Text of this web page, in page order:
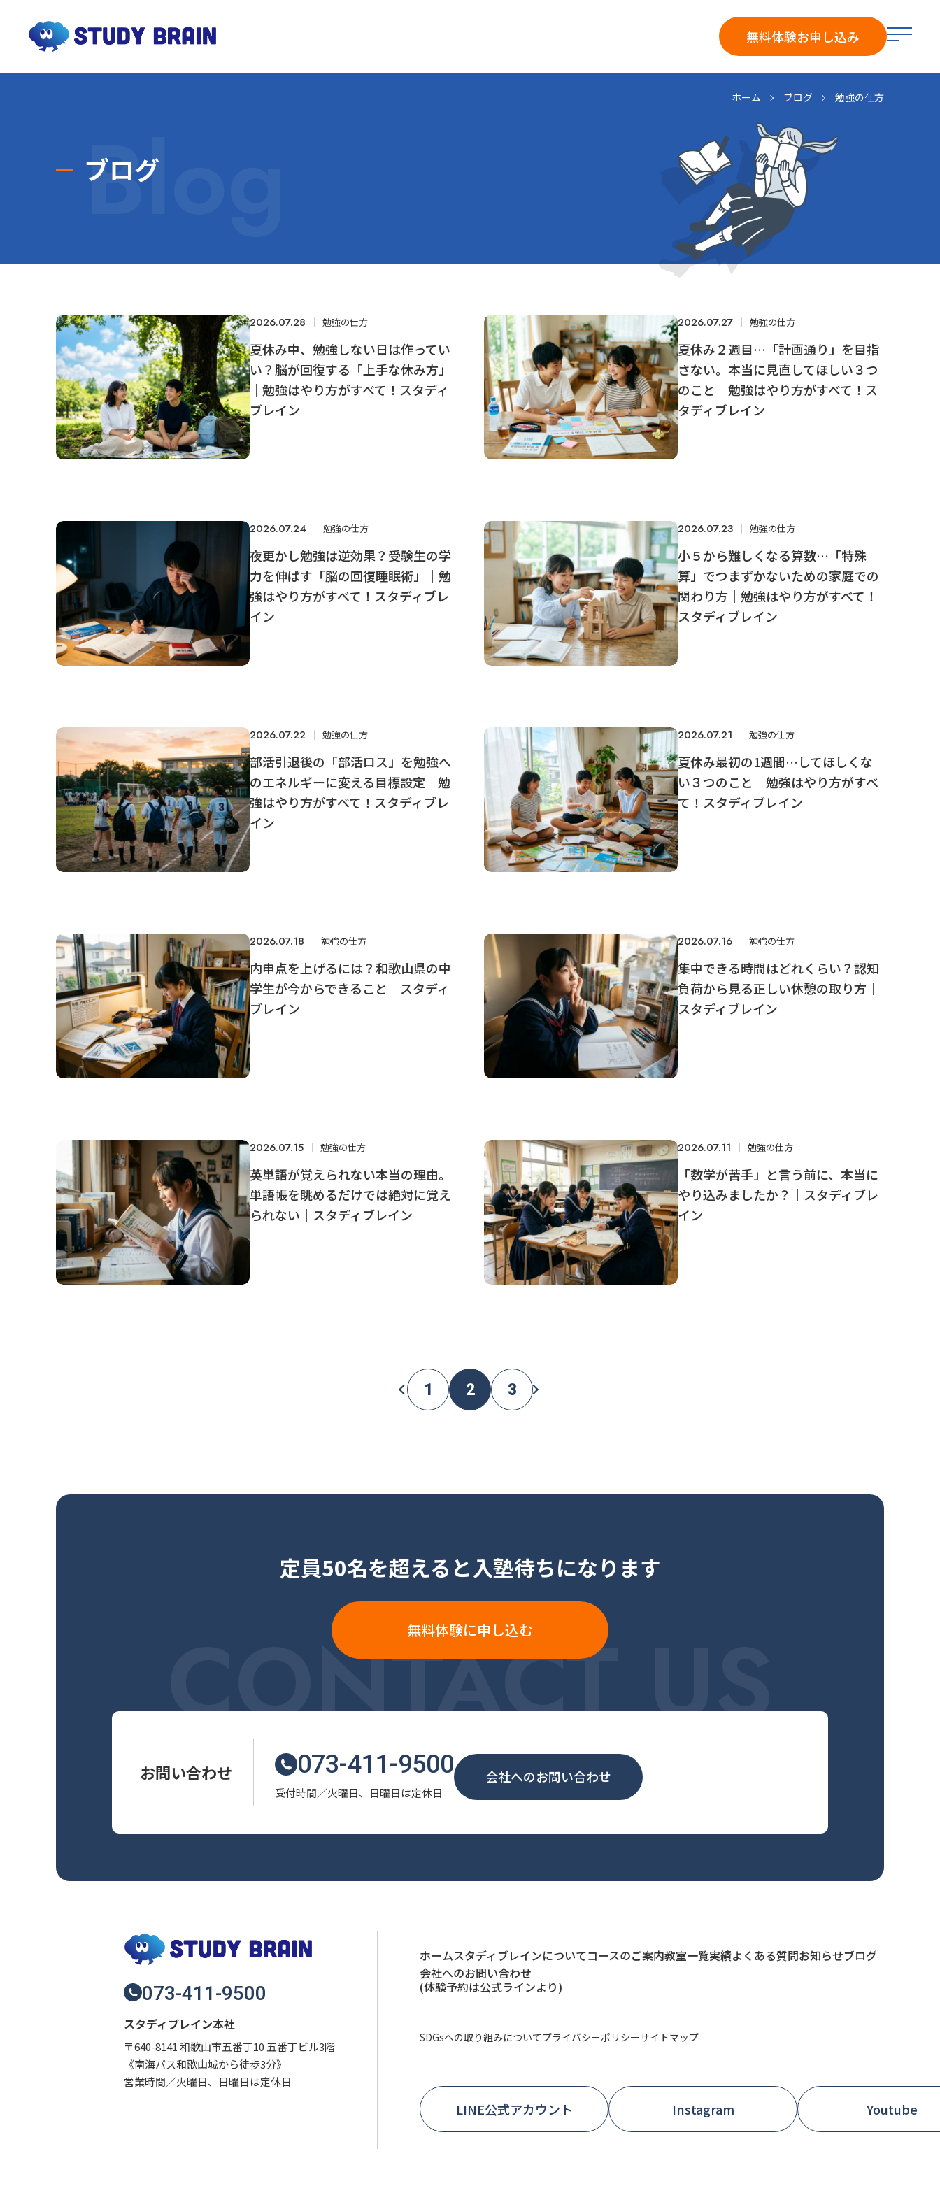
無料体験お申し込み
メ
ホーム ブログ 勉強の仕方
ブログ
Blog
2026.07.28 勉強の仕方
夏休み中、勉強しない日は作ってい
い？脳が回復する「上手な休み方」
｜勉強はやり方がすべて！スタディ
ブレイン
2026.07.27 勉強の仕方
夏休み２週目…「計画通り」を目指
さない。本当に見直してほしい３つ
のこと｜勉強はやり方がすべて！ス
タディブレイン
2026.07.24 勉強の仕方
夜更かし勉強は逆効果？受験生の学
力を伸ばす「脳の回復睡眠術」｜勉
強はやり方がすべて！スタディブレ
イン
2026.07.23 勉強の仕方
小５から難しくなる算数…「特殊
算」でつまずかないための家庭での
関わり方｜勉強はやり方がすべて！
スタディブレイン
2026.07.22 勉強の仕方
部活引退後の「部活ロス」を勉強へ
のエネルギーに変える目標設定｜勉
強はやり方がすべて！スタディブレ
イン
2026.07.21 勉強の仕方
夏休み最初の1週間…してほしくな
い３つのこと｜勉強はやり方がすべ
て！スタディブレイン
2026.07.18 勉強の仕方
内申点を上げるには？和歌山県の中
学生が今からできること｜スタディ
ブレイン
2026.07.16 勉強の仕方
集中できる時間はどれくらい？認知
負荷から見る正しい休憩の取り方｜
スタディブレイン
2026.07.15 勉強の仕方
英単語が覚えられない本当の理由。
単語帳を眺めるだけでは絶対に覚え
られない｜スタディブレイン
2026.07.11 勉強の仕方
「数学が苦手」と言う前に、本当に
やり込みましたか？｜スタディブレ
イン
前
の
1 2 3
の
定員50名を超えると入塾待ちになります
無料体験に申し込む
CONTACT US
お問い合わせ 073-411-9500
受付時間／火曜日、日曜日は定休日
会社へのお問い合わせ
073-411-9500
スタディブレイン本社
〒640-8141 和歌山市五番丁10 五番丁ビル3階
《南海バス和歌山城から徒歩3分》
営業時間／火曜日、日曜日は定休日
ホームスタディブレインについてコースのご案内教室一覧実績よくある質問お知らせブログ
会社へのお問い合わせ
(体験予約は公式ラインより)
SDGsへの取り組みについてプライバシーポリシーサイトマップ
LINE公式アカウント Instagram Youtube